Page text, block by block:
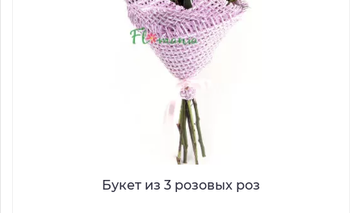
Букет из 3 розовых роз